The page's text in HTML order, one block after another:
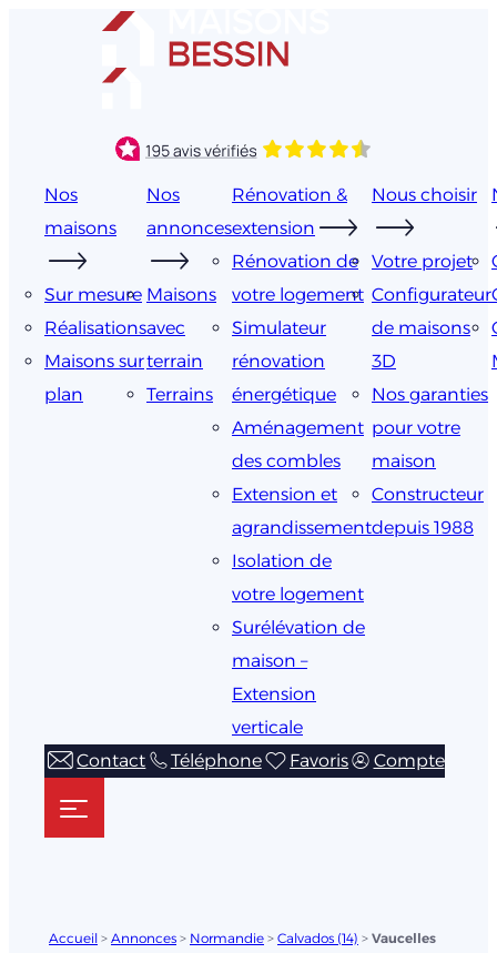
Nos
maisons
Sur mesure
Réalisations
Maisons sur
plan
Nos
annonces
Maisons
avec
terrain
Terrains
Rénovation &
extension
Rénovation de
votre logement
Simulateur
rénovation
énergétique
Aménagement
des combles
Extension et
agrandissement
Isolation de
votre logement
Surélévation de
maison –
Extension
verticale
Nous choisir
Votre projet
Configurateur
de maisons
3D
Nos garanties
pour votre
maison
Constructeur
depuis 1988
Contact Téléphone Favoris Compte
Accueil > Annonces > Normandie > Calvados (14) > Vaucelles